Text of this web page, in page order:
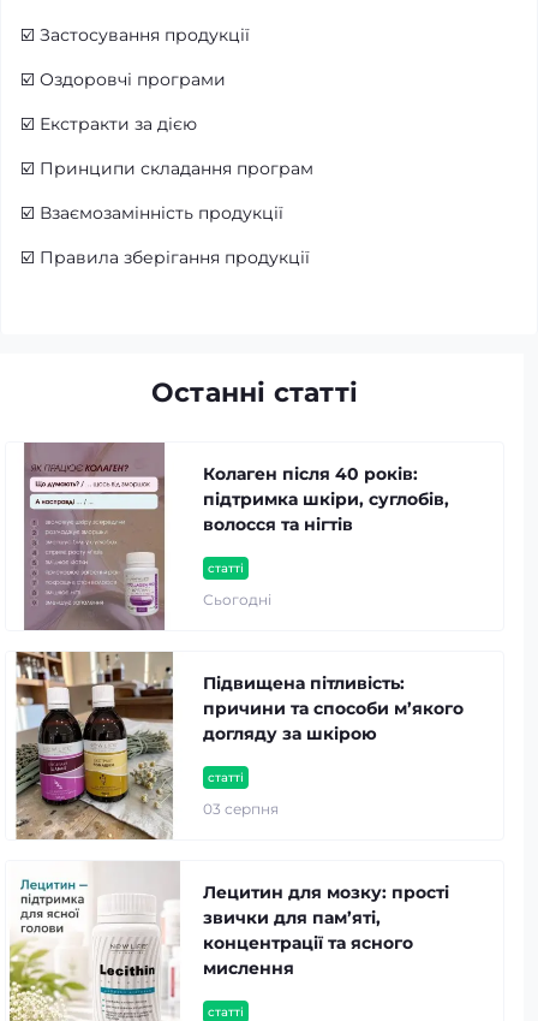
☑️ Застосування продукції
☑️ Оздоровчі програми
☑️ Екстракти за дією
☑️ Принципи складання програм
☑️ Взаємозамінність продукції
☑️ Правила зберігання продукції
Останні статті
статті
Сьогодні
Колаген після 40 років:
підтримка шкіри, суглобів,
волосся та нігтів
статті
03 серпня
Підвищена пітливість:
причини та способи м’якого
догляду за шкірою
статті
Лецитин для мозку: прості
звички для пам’яті,
концентрації та ясного
мислення